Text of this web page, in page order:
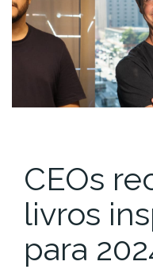
CEOs
livros
para